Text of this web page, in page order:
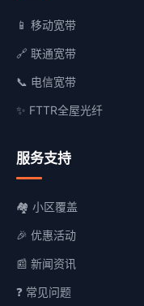
📱 移动宽带
🔗 联通宽带
📞 电信宽带
✨ FTTR全屋光纤
服务支持
🏘️ 小区覆盖
🎉 优惠活动
📰 新闻资讯
❓ 常见问题